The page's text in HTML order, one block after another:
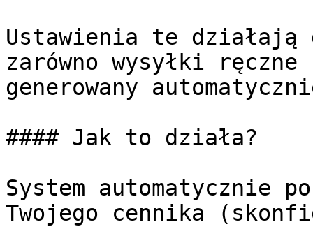
Ustawienia te działają
zarówno wysyłki
generowany
#### Jak to działa?
System automatycznie
Twojego cennika